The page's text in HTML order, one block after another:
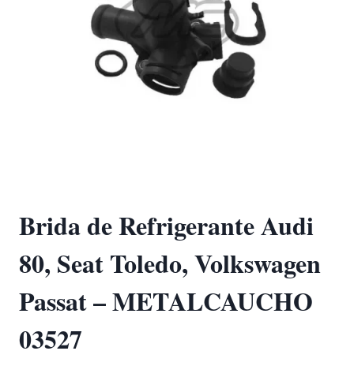
Brida de Refrigerante Audi
80, Seat Toledo, Volkswagen
Passat – METALCAUCHO
03527